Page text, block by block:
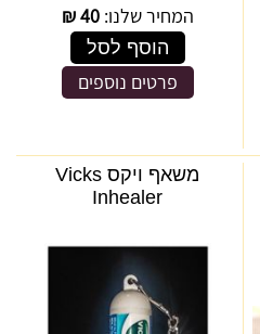
המחיר שלנו:40
₪
הוסף לסל
פרטים נוספים
משאף ויקס Vicks
Inhealer